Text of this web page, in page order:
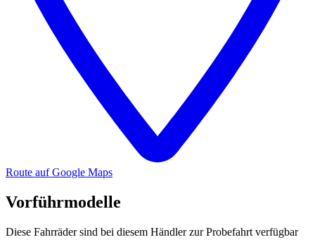
Route auf Google Maps
Vorführmodelle
Diese Fahrräder sind bei diesem Händler zur Probefahrt verfügbar